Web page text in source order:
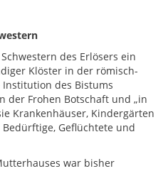
des Erlösers ein
Klöster in der römisch-
des Bistums
der Frohen Botschaft und „in
Krankenhäuser, Kindergärten
Geflüchtete und
war bisher